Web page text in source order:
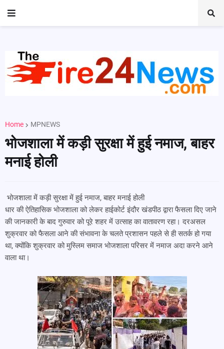
Home MPNEWS
भोजशाला में कड़ी सुरक्षा में हुई नमाज, बाहर
मनाई होली
भोजशाला में कड़ी सुरक्षा में हुई नमाज, बाहर मनाई होली
धार की ऐतिहासिक भोजशाला को लेकर हाईकोर्ट इंदौर खंडपीठ द्वारा फैसला दिए जाने
की जानकारी के बाद गुरुवार को पूरे शहर में उत्साह का वातावरण रहा। दरअसल
शुक्रवार को फैसला आने की संभावना के चलते प्रशासन पहले से ही सतर्क हो गया
था, क्योंकि शुक्रवार को मुस्लिम समाज भोजशाला परिसर में नमाज अदा करने आने
वाला था।